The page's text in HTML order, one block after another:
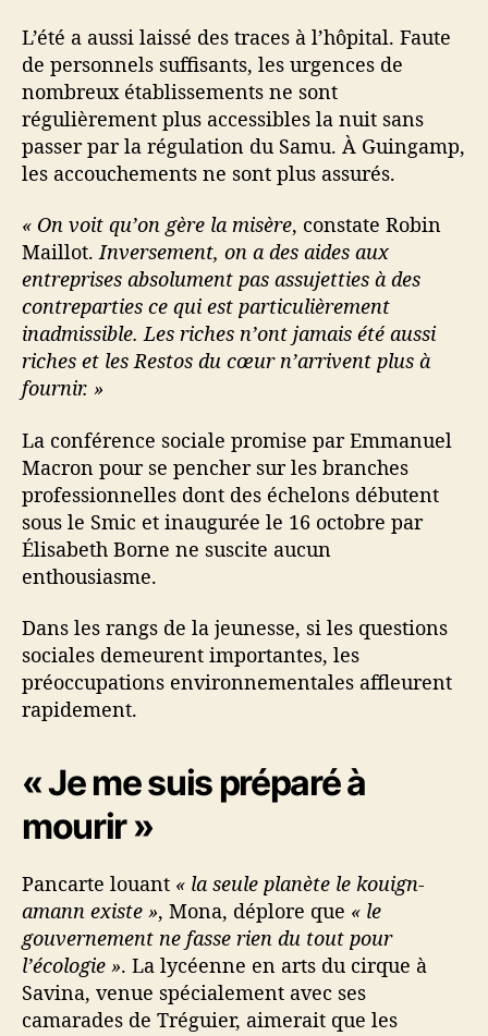
L’été a aussi laissé des traces à l’hôpital. Faute
de personnels suffisants, les urgences de
nombreux établissements ne sont
régulièrement plus accessibles la nuit sans
passer par la régulation du Samu. À Guingamp,
les accouchements ne sont plus assurés.
« On voit qu’on gère la misère, constate Robin
Maillot. Inversement, on a des aides aux
entreprises absolument pas assujetties à des
contreparties ce qui est particulièrement
inadmissible. Les riches n’ont jamais été aussi
riches et les Restos du cœur n’arrivent plus à
fournir. »
La conférence sociale promise par Emmanuel
Macron pour se pencher sur les branches
professionnelles dont des échelons débutent
sous le Smic et inaugurée le 16 octobre par
Élisabeth Borne ne suscite aucun
enthousiasme.
Dans les rangs de la jeunesse, si les questions
sociales demeurent importantes, les
préoccupations environnementales affleurent
rapidement.
« Je me suis préparé à
mourir »
Pancarte louant « la seule planète le kouign-
amann existe », Mona, déplore que « le
gouvernement ne fasse rien du tout pour
l’écologie ». La lycéenne en arts du cirque à
Savina, venue spécialement avec ses
camarades de Tréguier, aimerait que les